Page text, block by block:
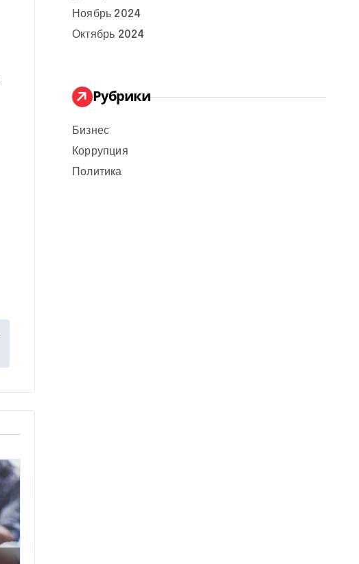
Ноябрь 2024
Октябрь 2024
Рубрики
Бизнес
Коррупция
Политика